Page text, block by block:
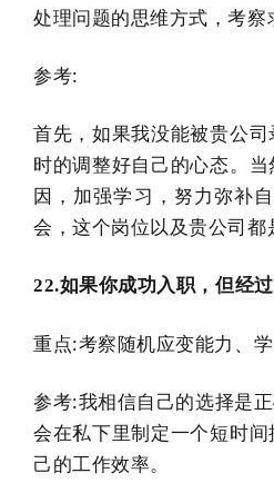
处理问题的思维方式，考
参考:
首先，如果我没能被贵公
时的调整好自己的心态。
因，加强学习，努力弥补
会，这个岗位以及贵公司
22.如果你成功入职，但经
重点:考察随机应变能力、
参考:我相信自己的选择是
会在私下里制定一个短时
己的工作效率。